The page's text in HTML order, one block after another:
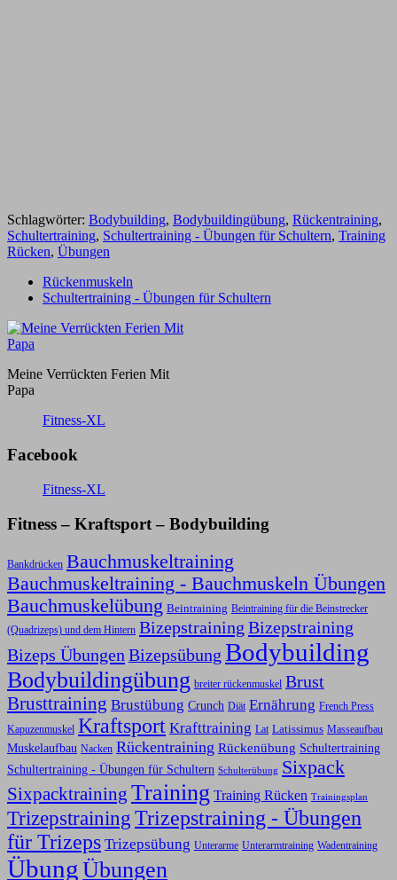
Schlagwörter: Bodybuilding, Bodybuildingübung, Rückentraining,
Schultertraining, Schultertraining - Übungen für Schultern, Training
Rücken, Übungen
Rückenmuskeln
Schultertraining - Übungen für Schultern
Meine Verrückten Ferien Mit
Papa
Fitness-XL
Facebook
Fitness-XL
Fitness – Kraftsport – Bodybuilding
Bankdrücken Bauchmuskeltraining
Bauchmuskeltraining - Bauchmuskeln Übungen
Bauchmuskelübung Beintraining Beintraining für die Beinstrecker
(Quadrizeps) und dem Hintern Bizepstraining Bizepstraining
Bizeps Übungen Bizepsübung Bodybuilding
Bodybuildingübung breiter rückenmuskel Brust
Brusttraining Brustübung Crunch Diät Ernährung French Press
Kapuzenmuskel Kraftsport Krafttraining Lat Latissimus Masseaufbau
Muskelaufbau Nacken Rückentraining Rückenübung Schultertraining
Schultertraining - Übungen für Schultern Schulterübung Sixpack
Sixpacktraining Training Training Rücken Trainingsplan
TrizepstrainingTrizepstraining - Übungen
für Trizeps Trizepsübung Unterarme Unterarmtraining Wadentraining
ÜbungÜbungen